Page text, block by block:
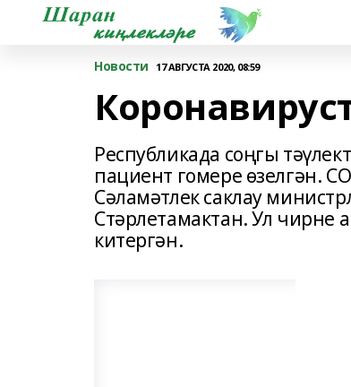
Новости 17 АВГУСТА 2020, 08:59
Республикада соңгы
пациент гомере өзелгән.
Сәламәтлек саклау
Стәрлетамактан. Ул чирне
китергән.